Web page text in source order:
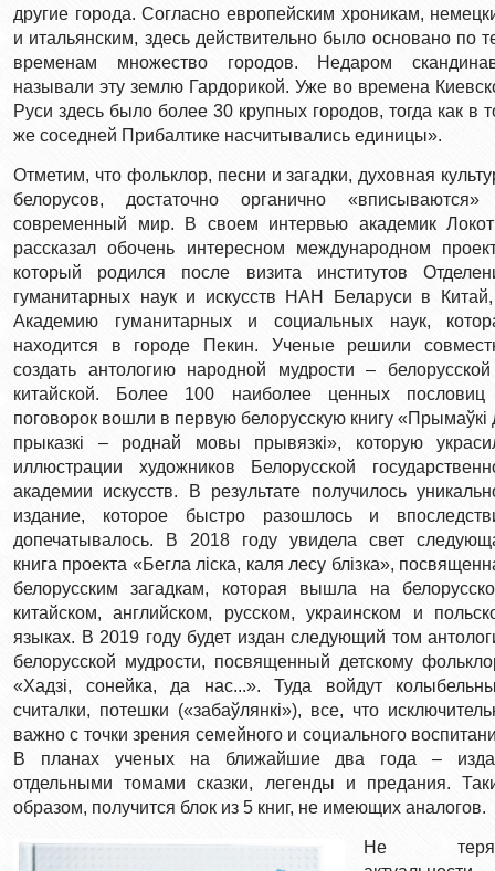
другие города. Согласно европейским хроникам,
и итальянским, здесь действительно было основано по
временам множество городов. Недаром
называли эту землю Гардорикой. Уже во времена
Руси здесь было более 30 крупных городов, тогда как в
же соседней Прибалтике насчитывались единицы».
Отметим, что фольклор, песни и загадки, духовная
белорусов, достаточно органично
современный мир. В своем интервью академик
рассказал обочень интересном международном
который родился после визита институтов
гуманитарных наук и искусств НАН Беларуси в
Академию гуманитарных и социальных наук,
находится в городе Пекин. Ученые решили
создать антологию народной мудрости –
китайской. Более 100 наиболее ценных
поговорок вошли в первую белорусскую книгу «Прымаўкі
прыказкі – роднай мовы прывязкі», которую
иллюстрации художников Белорусской
академии искусств. В результате получилось
издание, которое быстро разошлось и
допечатывалось. В 2018 году увидела свет
книга проекта «Бегла ліска, каля лесу блізка»,
белорусским загадкам, которая вышла на
китайском, английском, русском, украинском и
языках. В 2019 году будет издан следующий том
белорусской мудрости, посвященный детскому
«Хадзі, сонейка, да нас...». Туда войдут
считалки, потешки («забаўлянкі»), все, что
важно с точки зрения семейного и социального
В планах ученых на ближайшие два года –
отдельными томами сказки, легенды и предания.
образом, получится блок из 5 книг, не имеющих аналогов.
Не